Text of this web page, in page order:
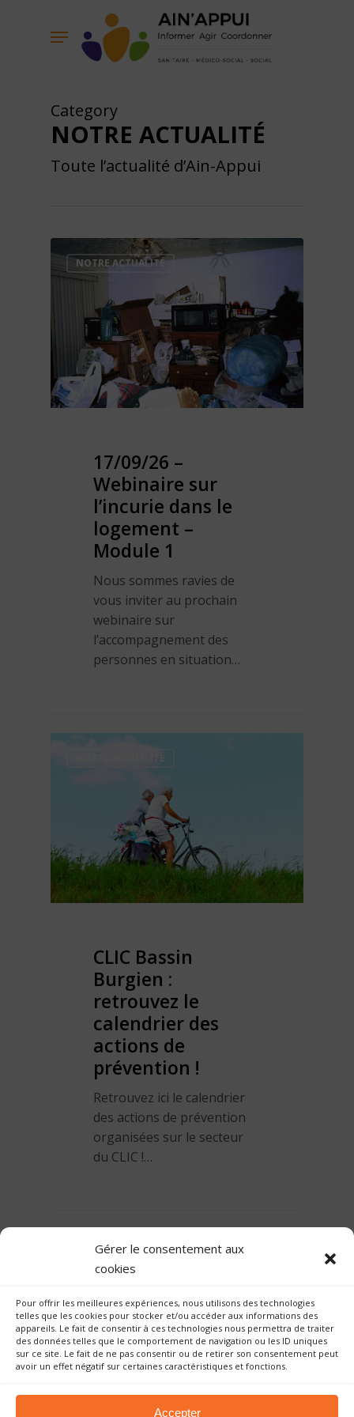
Gérer le consentement aux
cookies
Pour offrir les meilleures expériences, nous utilisons des technologies
telles que les cookies pour stocker et/ou accéder aux informations des
appareils. Le fait de consentir à ces technologies nous permettra de traiter
des données telles que le comportement de navigation ou les ID uniques
sur ce site. Le fait de ne pas consentir ou de retirer son consentement peut
avoir un effet négatif sur certaines caractéristiques et fonctions.
Accepter
Menu
Category
NOTRE ACTUALITÉ
Toute l’actualité d’Ain-Appui
NOTRE ACTUALITÉ
17/09/26 –
Webinaire sur
l’incurie dans le
logement –
Module 1
Nous sommes ravies de
vous inviter au prochain
webinaire sur
l’accompagnement des
personnes en situation…
NOTRE ACTUALITÉ
CLIC Bassin
Burgien :
retrouvez le
calendrier des
actions de
prévention !
Retrouvez ici le calendrier
des actions de prévention
organisées sur le secteur
du CLIC !…
©Copyright 2023 AIN'APPUI | Tous droits